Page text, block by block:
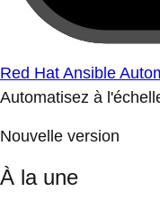
Red Hat Ansible
Automatisez à
Nouvelle version
À la une